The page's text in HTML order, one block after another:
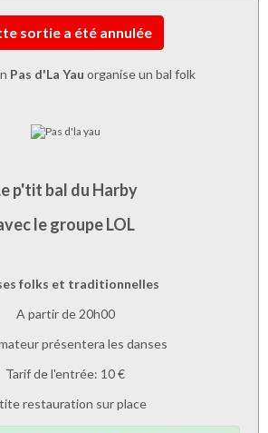
sortie a été annulée
Pas d'La Yau organise un bal folk
p'tit bal du Harby
le groupe LOL
folks et traditionnelles
A partir de 20h00
présentera les danses
Tarif de l'entrée: 10 €
restauration sur place